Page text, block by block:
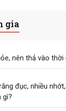
gia
nên thả vào thời
đục, nhiều
gì?